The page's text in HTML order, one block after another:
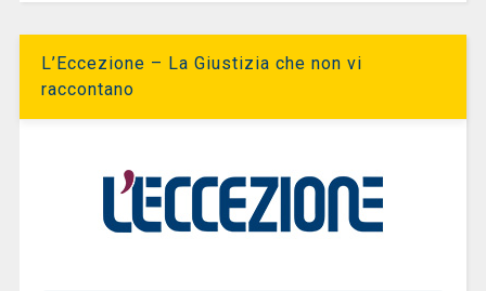
L’Eccezione – La Giustizia che non vi
raccontano